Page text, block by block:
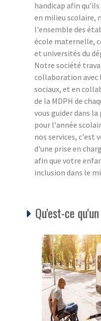
handicap afin
en milieu scolaire,
l'ensemble des
école maternelle,
et universités du
Notre société
collaboration avec
sociaux, et en
de la MDPH de
vous guider dans
pour l'année
nos services, c'est
d'une prise en
afin que votre
inclusion dans le
Qu'est-ce